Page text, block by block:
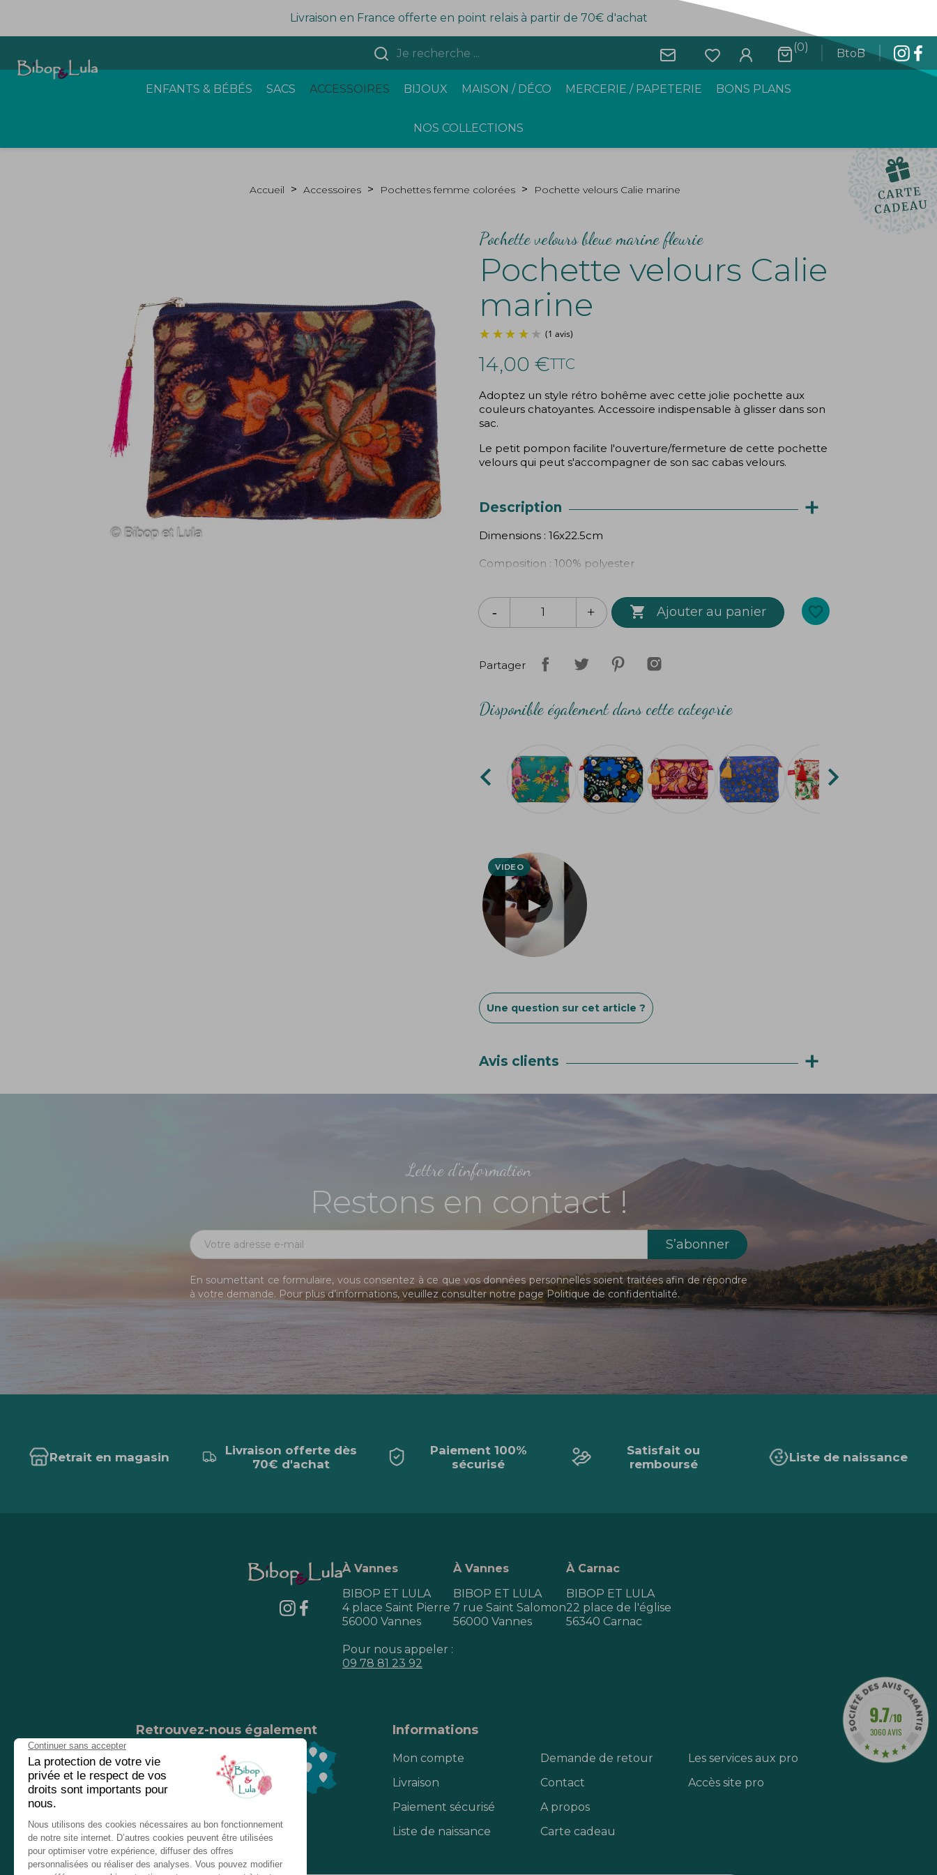
Livraison en France offerte en point relais à partir de 70€ d'achat
(0) BtoB
ENFANTS & BÉBÉS SACS ACCESSOIRES BIJOUX MAISON / DÉCO MERCERIE / PAPETERIE BONS PLANS
NOS COLLECTIONS
Accueil Accessoires Pochettes femme colorées Pochette velours Calie marine
Pochette velours bleue marine fleurie
Pochette velours Calie
marine
(1 avis)
14,00 €TTC
Adoptez un style rétro bohême avec cette jolie pochette aux
couleurs chatoyantes. Accessoire indispensable à glisser dans son
sac.
Le petit pompon facilite l'ouverture/fermeture de cette pochette
velours qui peut s'accompagner de son sac cabas velours.
Description +
Dimensions : 16x22.5cm
Composition : 100% polyester
 Ajouter au panier favorite_border
Partager
Disponible également dans cette categorie
 
Une question sur cet article ?
Avis clients +
Lettre d'information
Restons en contact !
En soumettant ce formulaire, vous consentez à ce que vos données personnelles soient traitées afin de répondre
à votre demande. Pour plus d’informations, veuillez consulter notre pagePolitique de confidentialité.
Retrait en magasin
Livraison offerte dès
70€ d'achat
Paiement 100%
sécurisé
Satisfait ou
remboursé
Liste de naissance
À Vannes
BIBOP ET LULA
4 place Saint Pierre
56000 Vannes
Pour nous appeler :
09 78 81 23 92
À Vannes
BIBOP ET LULA
7 rue Saint Salomon
56000 Vannes
À Carnac
BIBOP ET LULA
22 place de l'église
56340 Carnac
Retrouvez-nous également
Nos magasins
Chez nos revendeurs
Informations
Mon compte
Livraison
Paiement sécurisé
Liste de naissance
Demande de retour
Contact
A propos
Carte cadeau
Les services aux pro
Accès site pro
9.7/10
3060 AVIS